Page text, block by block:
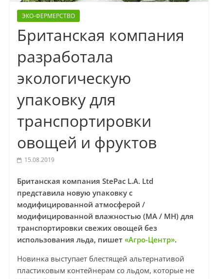
ЭКО-ФЕРМЕРСТВО
Британская компания
разработала
экологическую
упаковку для
транспортировки
овощей и фруктов
15.08.2019
Британская компания StePac L.A. Ltd
представила новую упаковку с
модифицированной атмосферой /
модифицированной влажностью (MA / MH) для
транспортировки свежих овощей без
использования льда, пишет «Агро-Центр».
Новинка выступает блестящей альтернативой
пластиковым контейнерам со льдом, которые не